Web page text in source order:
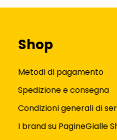
Shop
Metodi di pagamento
Spedizione e consegna
Condizioni generali di
I brand su PagineGialle